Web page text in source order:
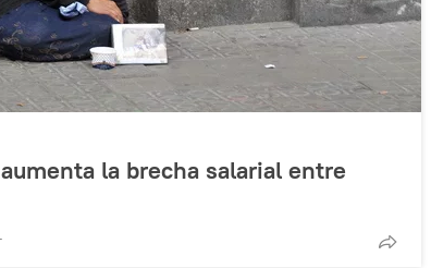
la brecha salarial entre